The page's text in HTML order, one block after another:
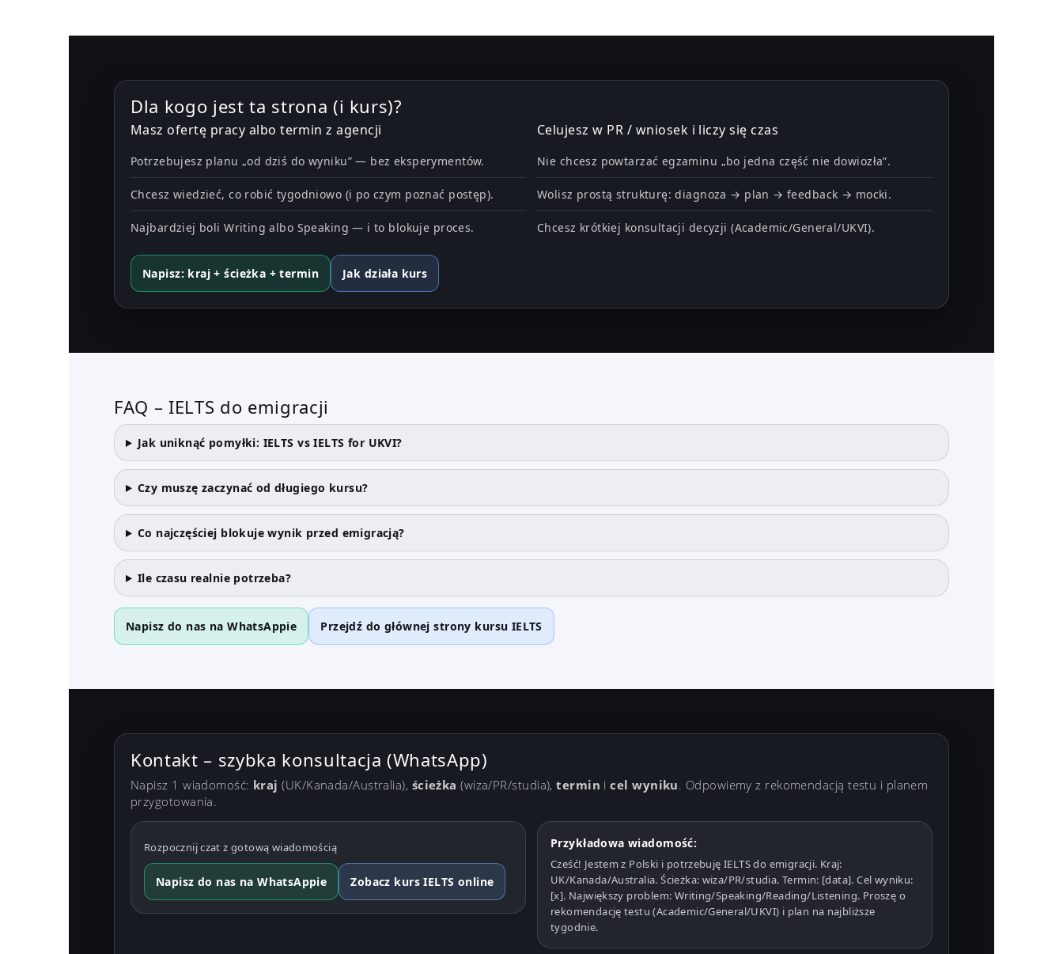
Dla kogo jest ta strona (i kurs)?
Masz ofertę pracy albo termin z agencji
Potrzebujesz planu „od dziś do wyniku” — bez eksperymentów.
Chcesz wiedzieć, co robić tygodniowo (i po czym poznać postęp).
Najbardziej boli Writing albo Speaking — i to blokuje proces.
Celujesz w PR / wniosek i liczy się czas
Nie chcesz powtarzać egzaminu „bo jedna część nie dowiozła”.
Wolisz prostą strukturę: diagnoza → plan → feedback → mocki.
Chcesz krótkiej konsultacji decyzji (Academic/General/UKVI).
Napisz: kraj + ścieżka + termin Jak działa kurs
FAQ – IELTS do emigracji
Jak uniknąć pomyłki: IELTS vs IELTS for UKVI?
Czy muszę zaczynać od długiego kursu?
Co najczęściej blokuje wynik przed emigracją?
Ile czasu realnie potrzeba?
Napisz do nas na WhatsAppie Przejdź do głównej strony kursu IELTS
Kontakt – szybka konsultacja (WhatsApp)
Napisz 1 wiadomość: kraj (UK/Kanada/Australia), ścieżka (wiza/PR/studia),termin icel wyniku. Odpowiemy z rekomendacją testu i planem
przygotowania.
Rozpocznij czat z gotową wiadomością
Napisz do nas na WhatsAppie Zobacz kurs IELTS online
Przykładowa wiadomość:
Cześć! Jestem z Polski i potrzebuję IELTS do emigracji. Kraj:
UK/Kanada/Australia. Ścieżka: wiza/PR/studia. Termin: [data]. Cel wyniku:
[x]. Największy problem: Writing/Speaking/Reading/Listening. Proszę o
rekomendację testu (Academic/General/UKVI) i plan na najbliższe
tygodnie.